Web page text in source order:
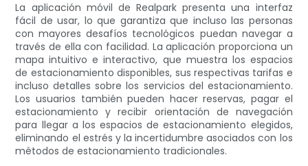
La aplicación móvil de Realpark presenta una interfaz
fácil de usar, lo que garantiza que incluso las personas
con mayores desafíos tecnológicos puedan navegar a
través de ella con facilidad. La aplicación proporciona un
mapa intuitivo e interactivo, que muestra los espacios
de estacionamiento disponibles, sus respectivas tarifas e
incluso detalles sobre los servicios del estacionamiento.
Los usuarios también pueden hacer reservas, pagar el
estacionamiento y recibir orientación de navegación
para llegar a los espacios de estacionamiento elegidos,
eliminando el estrés y la incertidumbre asociados con los
métodos de estacionamiento tradicionales.